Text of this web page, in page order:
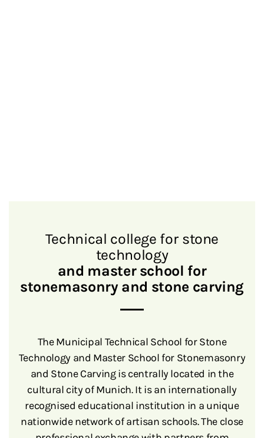
Technical college for stone
technology
and master school for
stonemasonry and stone carving
The Municipal Technical School for Stone
Technology and Master School for Stonemasonry
and Stone Carving is centrally located in the
cultural city of Munich. It is an internationally
recognised educational institution in a unique
nationwide network of artisan schools. The close